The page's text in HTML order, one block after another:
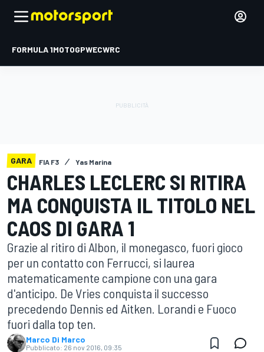
FORMULA 1MOTOGPWECWRC
GARA FIA F3 Yas Marina
CHARLES LECLERC SI RITIRA
MA CONQUISTA IL TITOLO NEL
CAOS DI GARA 1
Grazie al ritiro di Albon, il monegasco, fuori gioco
per un contatto con Ferrucci, si laurea
matematicamente campione con una gara
d'anticipo. De Vries conquista il successo
precedendo Dennis ed Aitken. Lorandi e Fuoco
fuori dalla top ten.
Marco Di Marco
Pubblicato: 26 nov 2016, 09:35